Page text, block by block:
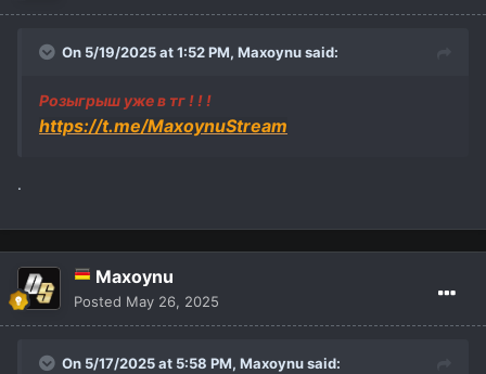
On 5/19/2025 at 1:52 PM, Maxoynusaid:
Розыгрыш уже в тг ! ! !
https://t.me/MaxoynuStream
.
Maxoynu
Posted May 26, 2025
On 5/17/2025 at 5:58 PM, Maxoynusaid: